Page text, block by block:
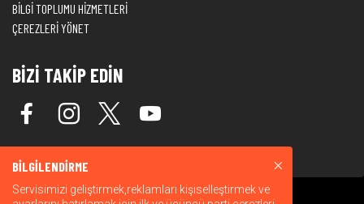
BİLGİ TOPLUMU HİZMETLERİ
ÇEREZLERİ YÖNET
BİZİ TAKİP EDİN
BİLGİLENDİRME
Servisimizi geliştirmek,reklamları kişiselleştirmek ve